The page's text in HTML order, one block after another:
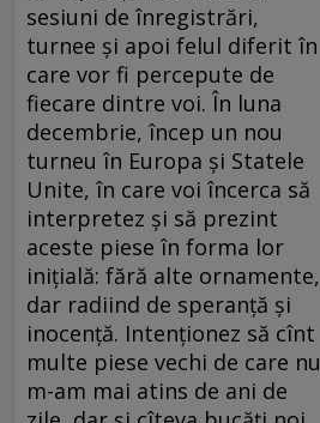
sesiuni de înregistrări,
turnee și apoi felul diferit în
care vor fi percepute de
fiecare dintre voi. În luna
decembrie, încep un nou
turneu în Europa și Statele
Unite, în care voi încerca să
interpretez și să prezint
aceste piese în forma lor
inițială: fără alte ornamente,
dar radiind de speranță și
inocență. Intenționez să cînt
multe piese vechi de care nu
m-am mai atins de ani de